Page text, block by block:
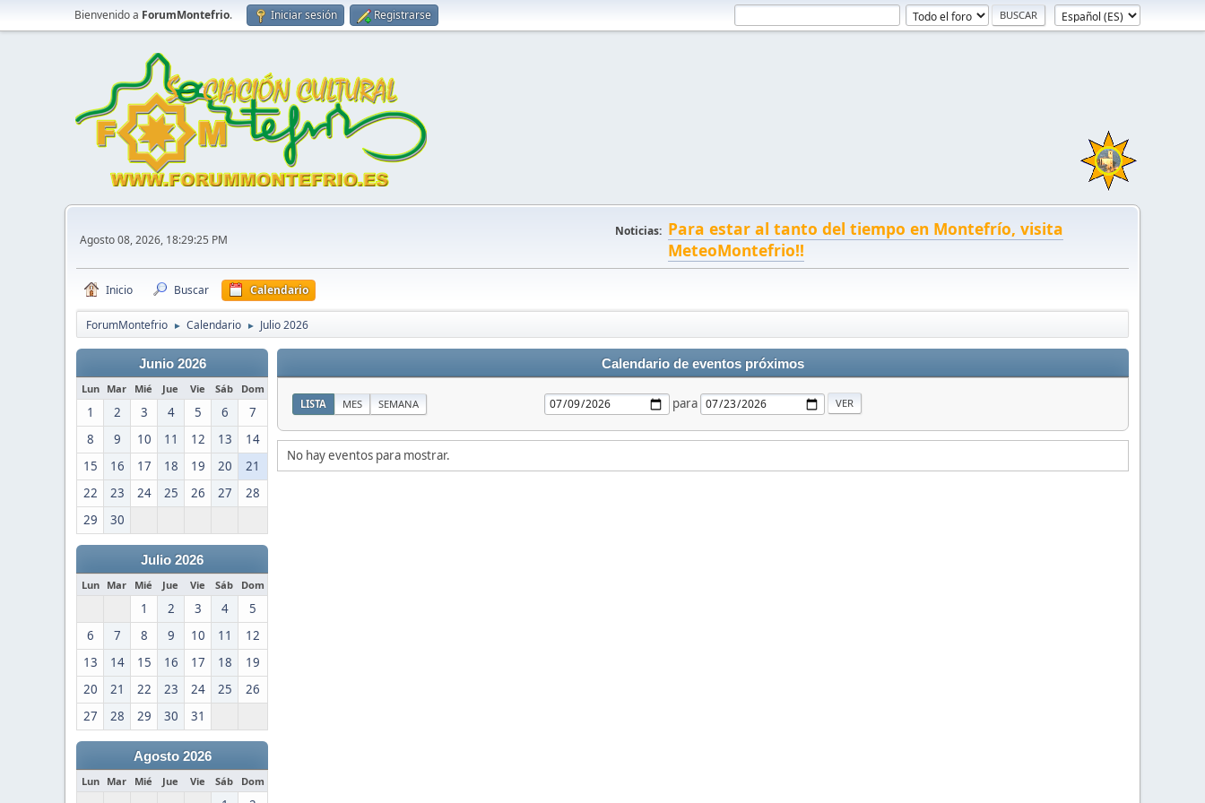
Bienvenido a ForumMontefrio. Iniciar sesión Registrarse
Agosto 08, 2026, 18:29:25 PM
Noticias: Para estar al tanto del tiempo en Montefrío, visita
MeteoMontefrio!!
Inicio Buscar Calendario
ForumMontefrio ► Calendario ► Julio 2026
Junio 2026
Lun Mar Mié Jue Vie Sáb Dom
1 2 3 4 5 6
7
8
9 10 11 12 13
14
15
16 17 18 19 20
21
22
23 24 25 26 27
28
29
30
Julio 2026
Lun Mar Mié Jue Vie Sáb Dom
1 2 3 4
5
6
7 8 9 10 11
12
13
14 15 16 17 18
19
20
21 22 23 24 25
26
27
28 29 30 31
Agosto 2026
Lun Mar Mié Jue Vie Sáb Dom
Calendario de eventos próximos
LISTA MES SEMANA para
No hay eventos para mostrar.